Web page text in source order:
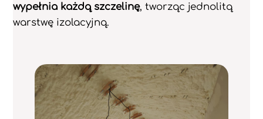
wypełnia każdą szczelinę, tworząc jednolitą
warstwę izolacyjną.